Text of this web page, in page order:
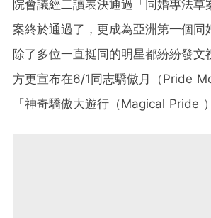
院會議經二讀表決通過「同婚專法草
案終於通過了，更成為亞洲第一個同
除了多位一直挺同的明星都紛紛發文
方更宣布在6/1同志驕傲月（Pride
「神奇驕傲大遊行（Magical Pride